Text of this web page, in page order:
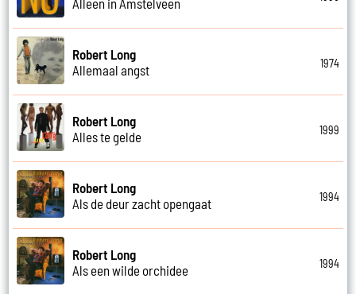
Robert Long
Allemaal angst
1974
Robert Long
Alles te gelde
1999
Robert Long
Als de deur zacht opengaat
1994
Robert Long
Als een wilde orchidee
1994